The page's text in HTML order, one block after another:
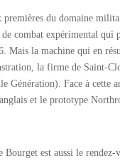
premières du domaine
combat expérimental
Mais la machine qui en
la firme de Saint-
Génération). Face à cette
et le prototype
est aussi le